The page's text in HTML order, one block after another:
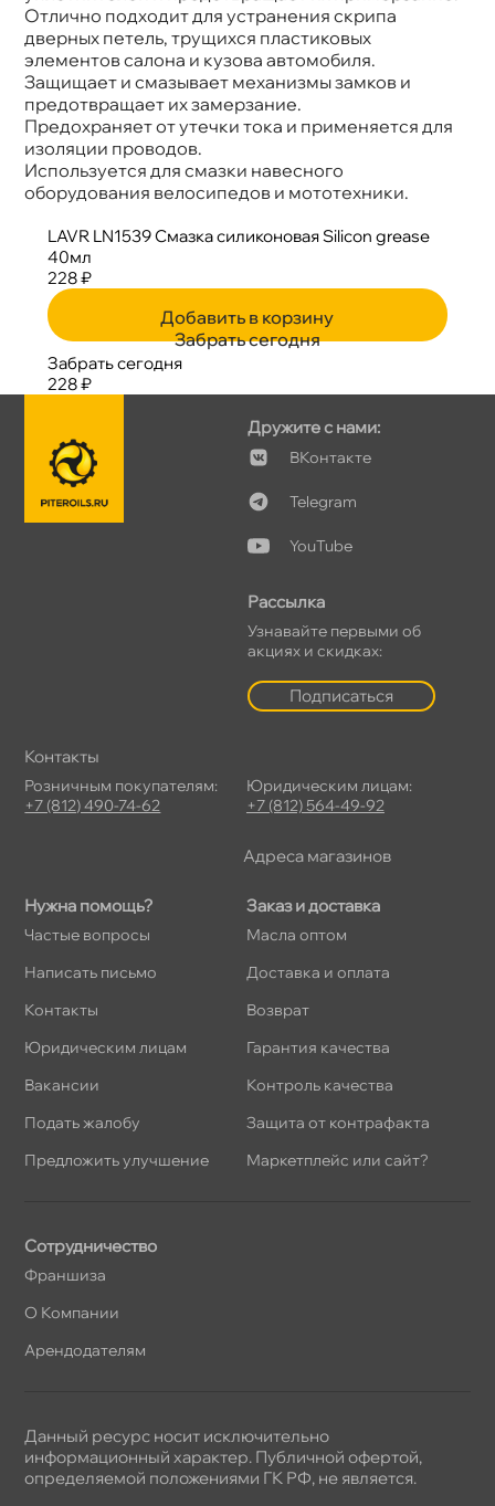
Отлично подходит для устранения скрипа
дверных петель, трущихся пластиковых
элементов салона и кузова автомобиля.
Защищает и смазывает механизмы замков и
предотвращает их замерзание.
Предохраняет от утечки тока и применяется для
изоляции проводов.
Используется для смазки навесного
оборудования велосипедов и мототехники.
LAVR LN1539 Смазка силиконовая Silicon grease
40мл
228 ₽
Добавить в корзину
Забрать сегодня
Забрать сегодня
228 ₽
Нужна помощь?
Частые вопросы
Написать письмо
Контакты
Юридическим лицам
акансии
Подать жалобу
Предложить улучшение
Заказ и доставка
Масла оптом
Доставка и оплата
озврат
Гарантия качества
Контроль качества
Защита от контрафакта
Маркетплейс или сайт?
Дружите с нами:
Контакте
Telegram
YouTube
Рассылка
Узнавайте первыми о
акциях и скидках:
Подписаться
Сотрудничество
Франшиза
О Компании
Арендодателям
Контакты
Розничным покупателям:
+7 (812) 490-74-62
Юридическим лицам:
+7 (812) 564-49-92
Адреса магазино
Данный ресурс носит исключительно
информационный характер. Публичной офертой,
определяемой положениями ГК РФ, не является.